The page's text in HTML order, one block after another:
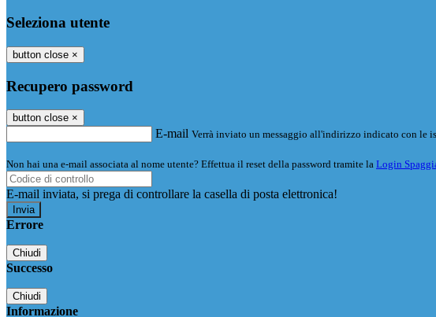
Seleziona utente
button close ×
Recupero password
button close ×
E-mail Verrà inviato un messaggio all'indirizzo indicato con le
Non hai una e-mail associata al nome utente? Effettua il reset della password tramite la Login
E-mail inviata, si prega di controllare la casella di posta elettronica!
Errore
Chiudi
Successo
Chiudi
Informazione